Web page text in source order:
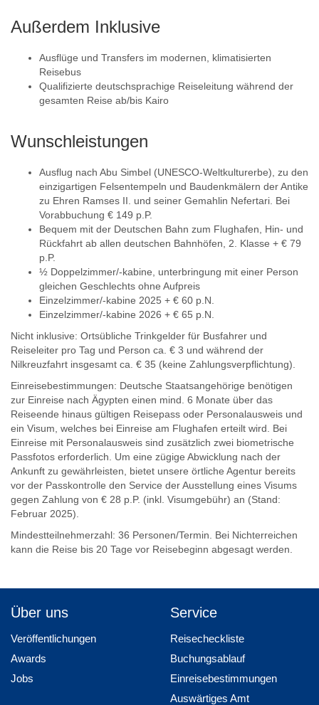
Außerdem Inklusive
Ausflüge und Transfers im modernen, klimatisierten
Reisebus
Qualifizierte deutschsprachige Reiseleitung während der
gesamten Reise ab/bis Kairo
Wunschleistungen
Ausflug nach Abu Simbel (UNESCO-Weltkulturerbe), zu den
einzigartigen Felsentempeln und Baudenkmälern der Antike
zu Ehren Ramses II. und seiner Gemahlin Nefertari. Bei
Vorabbuchung € 149 p.P.
Bequem mit der Deutschen Bahn zum Flughafen, Hin- und
Rückfahrt ab allen deutschen Bahnhöfen, 2. Klasse + € 79
p.P.
½ Doppelzimmer/-kabine, unterbringung mit einer Person
gleichen Geschlechts ohne Aufpreis
Einzelzimmer/-kabine 2025 + € 60 p.N.
Einzelzimmer/-kabine 2026 + € 65 p.N.
Nicht inklusive: Ortsübliche Trinkgelder für Busfahrer und
Reiseleiter pro Tag und Person ca. € 3 und während der
Nilkreuzfahrt insgesamt ca. € 35 (keine Zahlungsverpflichtung).
Einreisebestimmungen: Deutsche Staatsangehörige benötigen
zur Einreise nach Ägypten einen mind. 6 Monate über das
Reiseende hinaus gültigen Reisepass oder Personalausweis und
ein Visum, welches bei Einreise am Flughafen erteilt wird. Bei
Einreise mit Personalausweis sind zusätzlich zwei biometrische
Passfotos erforderlich. Um eine zügige Abwicklung nach der
Ankunft zu gewährleisten, bietet unsere örtliche Agentur bereits
vor der Passkontrolle den Service der Ausstellung eines Visums
gegen Zahlung von € 28 p.P. (inkl. Visumgebühr) an (Stand:
Februar 2025).
Mindestteilnehmerzahl: 36 Personen/Termin. Bei Nichterreichen
kann die Reise bis 20 Tage vor Reisebeginn abgesagt werden.
Über uns
Veröffentlichungen
Awards
Jobs
Service
Reisecheckliste
Buchungsablauf
Einreisebestimmungen
Auswärtiges Amt